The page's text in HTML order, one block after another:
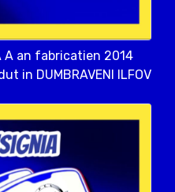
A an fabricatien 2014
in DUMBRAVENI ILFOV